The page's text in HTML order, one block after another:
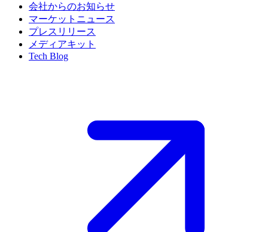
会社からのお知らせ
マーケットニュース
プレスリリース
メディアキット
Tech Blog